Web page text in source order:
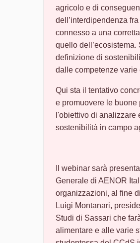
agricolo e di
dell’interdipendenza
connesso a una
quello
definizione di
dalle competenze varie
Qui sta il tentativo
e promuovere le
l'obiettivo di analizzare
sostenibilità in campo
Il webinar sarà
Generale di AENOR
organizzazioni, al fine
Luigi Montanari,
Studi di Sassari che
alimentare e alle varie